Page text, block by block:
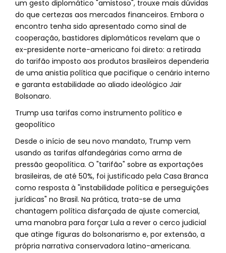
um gesto diplomático "amistoso", trouxe mais dúvidas
do que certezas aos mercados financeiros. Embora o
encontro tenha sido apresentado como sinal de
cooperação, bastidores diplomáticos revelam que o
ex-presidente norte-americano foi direto: a retirada
do tarifão imposto aos produtos brasileiros dependeria
de uma anistia política que pacifique o cenário interno
e garanta estabilidade ao aliado ideológico Jair
Bolsonaro.
Trump usa tarifas como instrumento político e
geopolítico
Desde o início de seu novo mandato, Trump vem
usando as tarifas alfandegárias como arma de
pressão geopolítica. O "tarifão" sobre as exportações
brasileiras, de até 50%, foi justificado pela Casa Branca
como resposta à "instabilidade política e perseguições
jurídicas" no Brasil. Na prática, trata-se de uma
chantagem política disfarçada de ajuste comercial,
uma manobra para forçar Lula a rever o cerco judicial
que atinge figuras do bolsonarismo e, por extensão, a
própria narrativa conservadora latino-americana.